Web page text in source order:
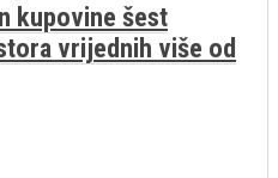
kupovine šest
vrijednih više od